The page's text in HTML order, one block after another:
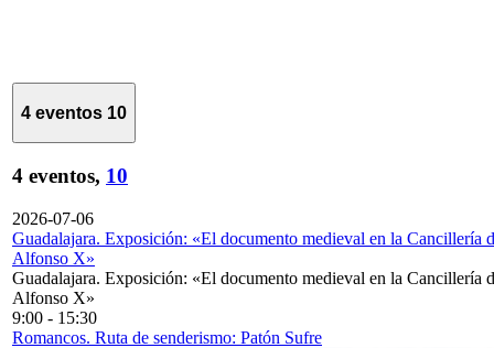
4 eventos 10
4 eventos, 10
2026-07-06
Guadalajara. Exposición: «El documento medieval en la Cancillería
Alfonso X»
Guadalajara. Exposición: «El documento medieval en la Cancillería
Alfonso X»
9:00 - 15:30
Romancos. Ruta de senderismo: Patón Sufre